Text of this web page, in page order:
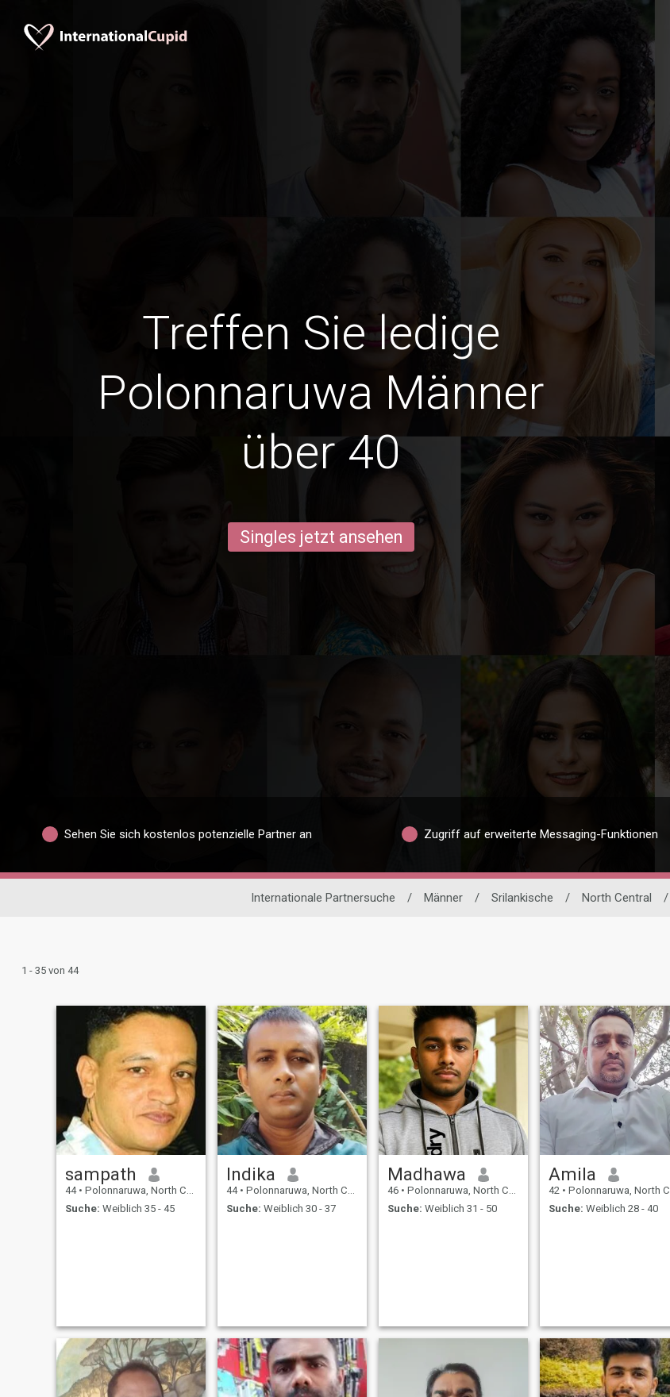
Treffen Sie ledige
Polonnaruwa Männer
über 40
Singles jetzt ansehen
Sehen Sie sich kostenlos potenzielle Partner an Zugriff auf erweiterte Messaging-Funktionen
Internationale Partnersuche / Männer / Srilankische / North Central /
1 - 35 von 44
sampath
44 • Polonnaruwa, North Central, Sri Lanka
Suche: Weiblich 35 - 45
Indika
44 • Polonnaruwa, North Central, Sri Lanka
Suche: Weiblich 30 - 37
Madhawa
46 • Polonnaruwa, North Central, Sri Lanka
Suche: Weiblich 31 - 50
Amila
42 • Polonnaruwa, North Central, Sri Lanka
Suche: Weiblich 28 - 40